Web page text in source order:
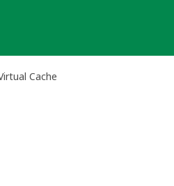
Cache